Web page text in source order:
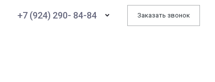
+7 (924) 290- 84-84 Заказать звонок